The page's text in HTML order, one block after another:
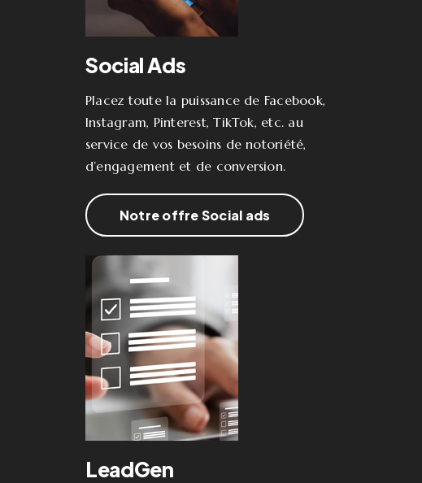
Social Ads
Placez toute la puissance de Facebook,
Instagram, Pinterest, TikTok, etc. au
service de vos besoins de notoriété,
d’engagement et de conversion.
Notre offre Social ads
LeadGen